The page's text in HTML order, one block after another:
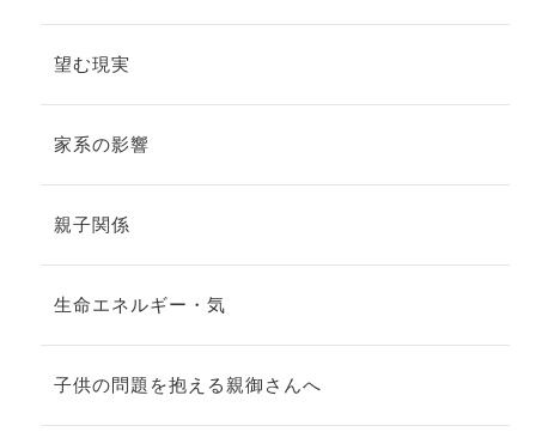
望む現実
家系の影響
親子関係
生命エネルギー・気
子供の問題を抱える親御さんへ